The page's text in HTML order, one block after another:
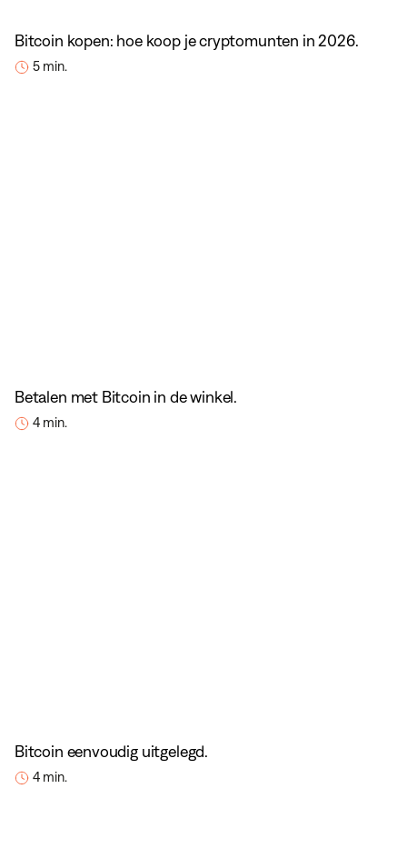
Bitcoin kopen: hoe koop je cryptomunten in 2026.
5 min.
Betalen met Bitcoin in de winkel.
4 min.
Bitcoin eenvoudig uitgelegd.
4 min.